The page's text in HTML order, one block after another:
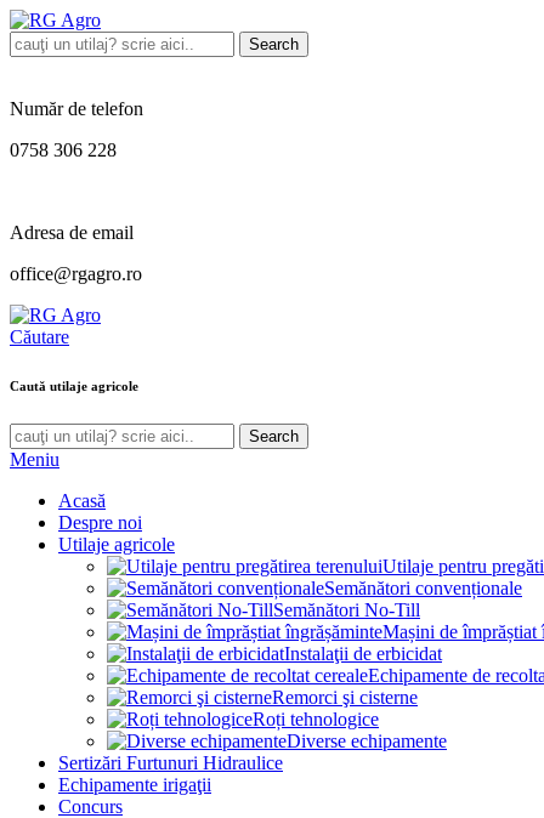
Search
Număr de telefon
0758 306 228
Adresa de email
office@rgagro.ro
Căutare
Caută utilaje agricole
Search
Meniu
Acasă
Despre noi
Utilaje agricole
Utilaje pentru
Semănători convenționale
Semănători No-Till
Mașini de împrăștiat
Instalaţii de erbicidat
Echipamente de
Remorci şi cisterne
Roți tehnologice
Diverse echipamente
Sertizări Furtunuri Hidraulice
Echipamente irigaţii
Concurs